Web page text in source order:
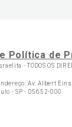
Política de
-TODOS OS
Av. Albert
- SP - 05652-000